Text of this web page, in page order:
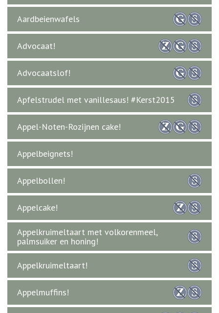
Aardbeienwafels
Advocaat!
Advocaatslof!
Apfelstrudel met vanillesaus! #Kerst2015
Appel-Noten-Rozijnen cake!
Appelbeignets!
Appelbollen!
Appelcake!
Appelkruimeltaart met volkorenmeel,
palmsuiker en honing!
Appelkruimeltaart!
Appelmuffins!